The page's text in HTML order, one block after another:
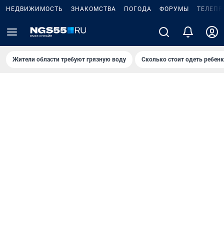
НЕДВИЖИМОСТЬ ЗНАКОМСТВА ПОГОДА ФОРУМЫ
Жители области требуют грязную воду Сколько стоит одеть